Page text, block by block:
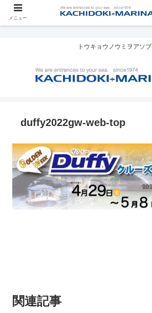
トウキョウノウミヲアソブ
duffy2022gw-web-top
関連記事
メニュー